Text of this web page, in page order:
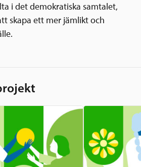
i det demokratiska samtalet,
skapa ett mer jämlikt och